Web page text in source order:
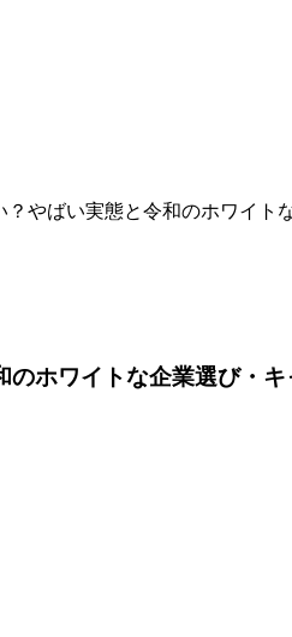
やばい実態と令和のホワイト
ホワイトな企業選び・